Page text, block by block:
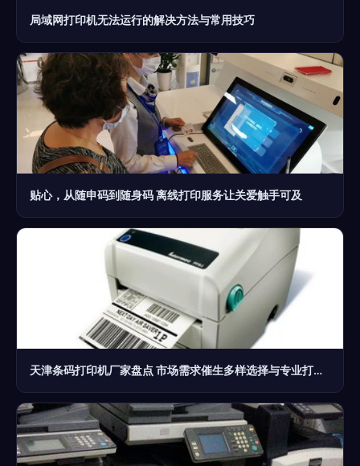
局域网打印机无法运行的解决方法与常用技巧
贴心，从随申码到随身码 离线打印服务让关爱触手可及
天津条码打印机厂家盘点 市场需求催生多样选择与专业打印服务